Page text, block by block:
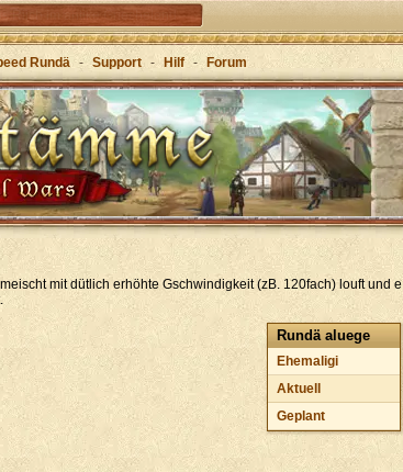
Riich im antike Griecheland
Rundä - Support - Hilf - Forum
mit dütlich erhöhte Gschwindigkeit (zB. 120fach) louft und e
Rundä aluege
Ehemaligi
Aktuell
Geplant